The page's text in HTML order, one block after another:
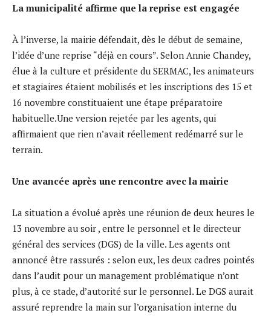
La municipalité affirme que la reprise est engagée
À l’inverse, la mairie défendait, dès le début de semaine,
l’idée d’une reprise “déjà en cours”. Selon Annie Chandey,
élue à la culture et présidente du SERMAC, les animateurs
et stagiaires étaient mobilisés et les inscriptions des 15 et
16 novembre constituaient une étape préparatoire
habituelle.Une version rejetée par les agents, qui
affirmaient que rien n’avait réellement redémarré sur le
terrain.
Une avancée après une rencontre avec la mairie
La situation a évolué après une réunion de deux heures le
13 novembre au soir , entre le personnel et le directeur
général des services (DGS) de la ville. Les agents ont
annoncé être rassurés : selon eux, les deux cadres pointés
dans l’audit pour un management problématique n’ont
plus, à ce stade, d’autorité sur le personnel. Le DGS aurait
assuré reprendre la main sur l’organisation interne du